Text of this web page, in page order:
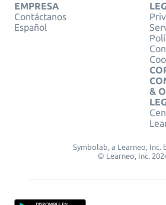
EMPRESA
Contáctanos
Español
&
Symbolab, a Learneo, Inc.
© Learneo, Inc.